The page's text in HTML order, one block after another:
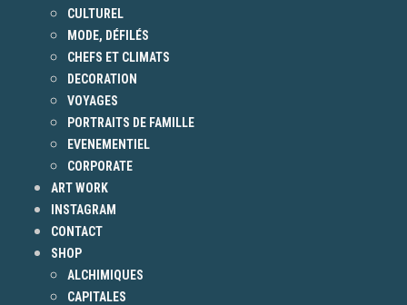
CULTUREL
MODE, DÉFILÉS
CHEFS ET CLIMATS
DECORATION
VOYAGES
PORTRAITS DE FAMILLE
EVENEMENTIEL
CORPORATE
ART WORK
INSTAGRAM
CONTACT
SHOP
ALCHIMIQUES
CAPITALES